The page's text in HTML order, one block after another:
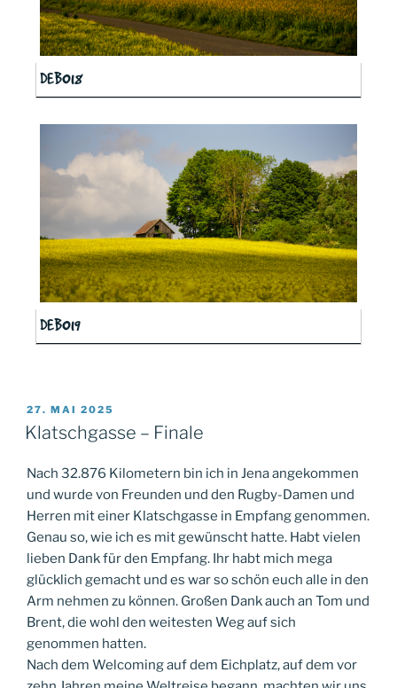
DEB018
DEB019
VERÖFFENTLICHT
AM
27. MAI 2025
Klatschgasse – Finale
Nach 32.876 Kilometern bin ich in Jena angekommen
und wurde von Freunden und den Rugby-Damen und
Herren mit einer Klatschgasse in Empfang genommen.
Genau so, wie ich es mit gewünscht hatte. Habt vielen
lieben Dank für den Empfang. Ihr habt mich mega
glücklich gemacht und es war so schön euch alle in den
Arm nehmen zu können. Großen Dank auch an Tom und
Brent, die wohl den weitesten Weg auf sich
genommen hatten.
Nach dem Welcoming auf dem Eichplatz, auf dem vor